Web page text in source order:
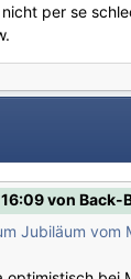
per se
von Back-
Jubiläum vom